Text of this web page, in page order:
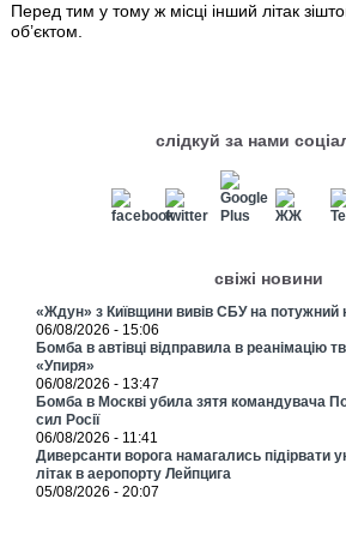
Перед тим у тому ж місці інший літак
об’єктом.
слідкуй за нами
свіжі новини
«Ждун» з Київщини вивів СБУ на потужний
06/08/2026 - 15:06
Бомба в автівці відправила в реанімацію
«Упиря»
06/08/2026 - 13:47
Бомба в Москві убила зятя командувача
сил Росії
06/08/2026 - 11:41
Диверсанти ворога намагались підірвати
літак в аеропорту Лейпцига
05/08/2026 - 20:07